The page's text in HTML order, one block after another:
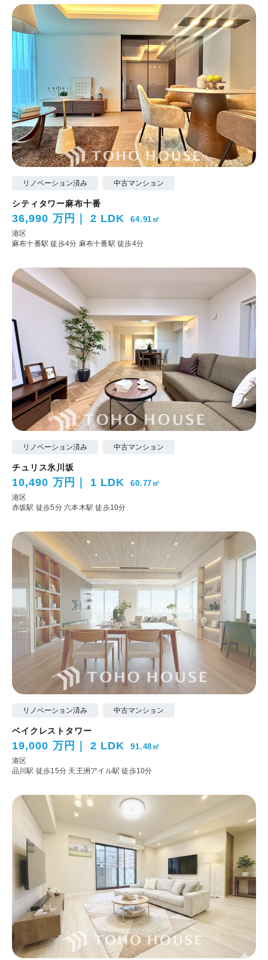
リノベーション済み 中古マンション
シティタワー麻布十番
36,990 万円 2 LDK 64.91㎡
港区
麻布十番駅 徒歩4分 麻布十番駅 徒歩4分
リノベーション済み 中古マンション
チュリス氷川坂
10,490 万円 1 LDK 60.77㎡
港区
赤坂駅 徒歩5分六本木駅 徒歩10分
リノベーション済み 中古マンション
ベイクレストタワー
19,000 万円 2 LDK 91.48㎡
港区
品川駅 徒歩15分 天王洲アイル駅 徒歩10分